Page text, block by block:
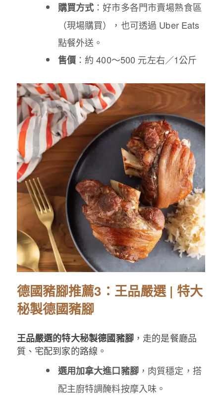
購買方式 ：好市多各門市賣場熟食區
（現場購買），也可透過 Uber Eats
點餐外送。
售價：約 400～500 元左右／1公斤
德國豬腳推薦3：王品嚴選 | 特大
秘製德國豬腳
王品嚴選的特大秘製德國豬腳，走的是餐廳品
質、宅配到家的路線。
選用加拿大進口豬腳，肉質穩定，搭
配主廚特調醃料按摩入味。